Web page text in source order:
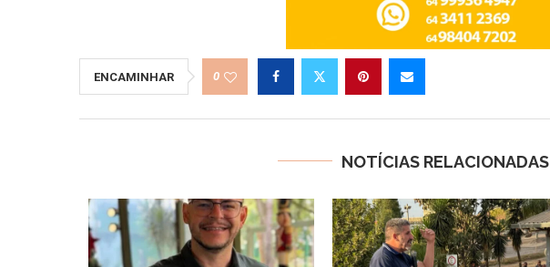
ENCAMINHAR 0
NOTÍCIAS RELACIONADAS